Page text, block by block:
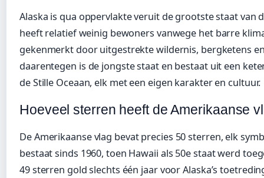
Alaska is qua oppervlakte veruit de grootste staat van
heeft relatief weinig bewoners vanwege het barre
gekenmerkt door uitgestrekte wildernis, bergketens
daarentegen is de jongste staat en bestaat uit een
de Stille Oceaan, elk met een eigen karakter en cultuur.
Hoeveel sterren heeft de Amerikaanse
De Amerikaanse vlag bevat precies 50 sterren, elk
bestaat sinds 1960, toen Hawaii als 50e staat werd
49 sterren gold slechts één jaar voor Alaska’s